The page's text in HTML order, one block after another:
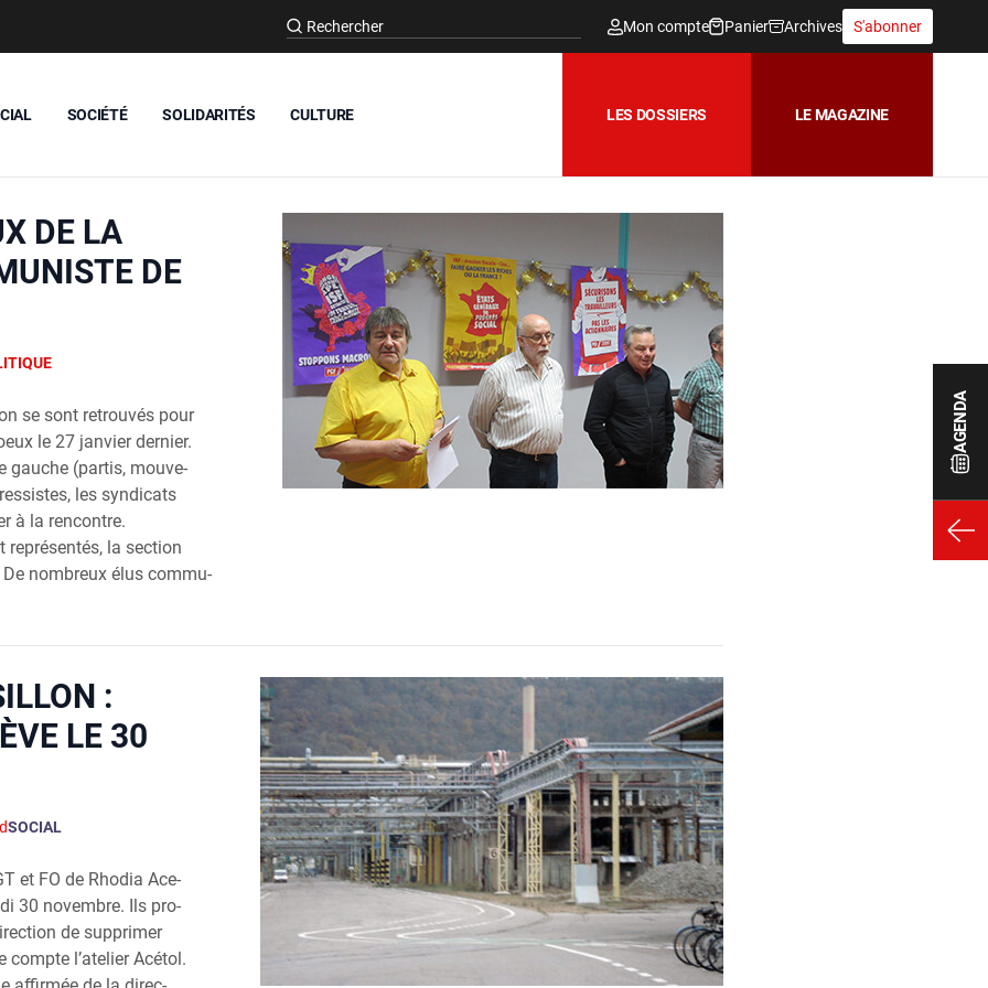
AGENDA
Mon compte Panier Archives S'abonner
SOCIÉTÉ SOLIDARITÉS CULTURE LES DOSSIERS LE MAGAZINE
DE LA
DE
se sont retrou­vés pour
le 27 jan­vier der­nier.
gauche (par­tis, mou­ve­
les syn­di­cats
à la ren­contre.
repré­sen­tés, la sec­tion
nom­breux élus com­mu­
:
LE 30
SOCIAL
et FO de Rho­dia Ace­
30 novembre. Ils pro­
de sup­pri­mer
l’a­te­lier Acé­tol.